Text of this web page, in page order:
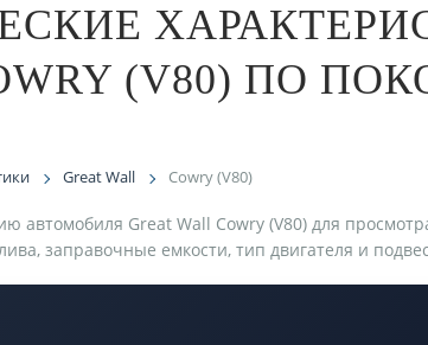
(V80) ПО
Great Wall Cowry (V80)
автомобиля Great Wall Cowry (V80) для
заправочные емкости, тип двигателя и